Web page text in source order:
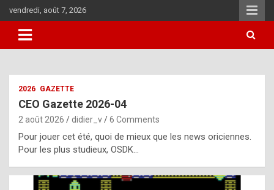
to
content
vendredi, août 7, 2026
i
u
l
2026 GAZETTE
CEO Gazette 2026-04
2 août 2026 didier_v 6 Comments
Pour jouer cet été, quoi de mieux que les news oriciennes.
Pour les plus studieux, OSDK…